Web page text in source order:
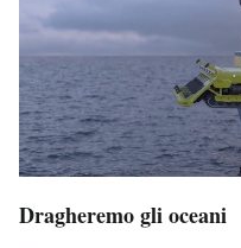
Dragheremo gli oceani